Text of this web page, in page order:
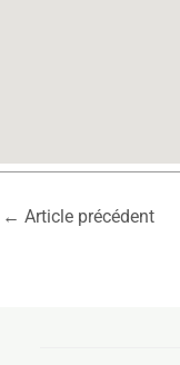
← Article précédent